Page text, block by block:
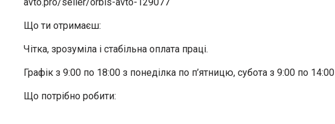
Що ти отримаєш:
Чітка, зрозуміла і стабільна оплата праці.
Графік з 9:00 по 18:00 з понеділка по п’ятницю, субота з 9:00 по 14:00
Що потрібно робити: